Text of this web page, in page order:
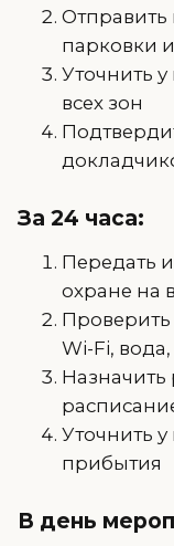
Отправить
парковки
Уточнить
всех зон
За 24 часа:
Передать
охране на
Проверить
Wi-Fi,
Назначить
Уточнить
прибытия
В день